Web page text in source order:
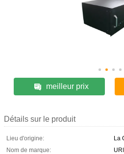
meilleur prix
Détails sur le produit
Lieu d'origine:
La
Nom de marque: